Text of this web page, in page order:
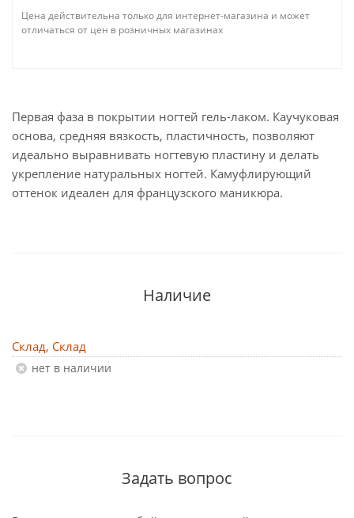
Цена действительна только для интернет-магазина и может
отличаться от цен в розничных магазинах
Первая фаза в покрытии ногтей гель-лаком. Каучуковая
основа, средняя вязкость, пластичность, позволяют
идеально выравнивать ногтевую пластину и делать
укрепление натуральных ногтей. Камуфлирующий
оттенок идеален для французского маникюра.
Наличие
Склад, Склад
Нет в наличии
Задать вопрос